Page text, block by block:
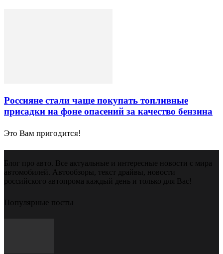
Россияне стали чаще покупать топливные
присадки на фоне опасений за качество бензина
Это Вам пригодится!
Блог про авто. Все актуальные и интересные новости с мира
автомобилей. Автообзоры, текст драйвы, новости
российского автопрома каждый день и только для Вас!
Популярные посты